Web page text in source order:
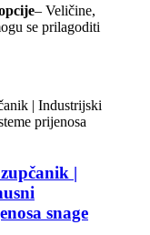
– Veličine,
se prilagoditi
|
snage